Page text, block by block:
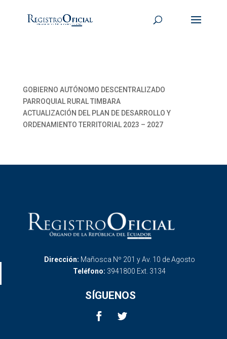
GOBIERNO AUTÓNOMO DESCENTRALIZADO
PARROQUIAL RURAL TIMBARA
ACTUALIZACIÓN DEL PLAN DE DESARROLLO Y
ORDENAMIENTO TERRITORIAL 2023 – 2027
Dirección: Mañosca Nº 201 y Av. 10 de Agosto
Teléfono: 3941800 Ext. 3134
SÍGUENOS